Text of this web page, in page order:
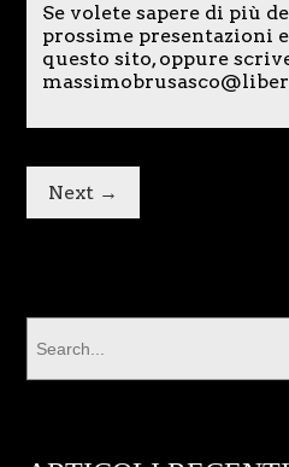
Se volete sapere di più
prossime presentazioni
questo sito, oppure
Next →